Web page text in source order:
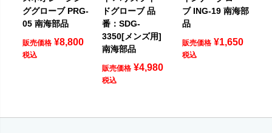
ググローブ PRG-
05 南海部品
販売価格 ¥8,800
税込
ドグローブ 品
番：SDG-
3350[メンズ用]
南海部品
販売価格 ¥4,980
税込
ブ ING-19 南海部
品
販売価格 ¥1,650
税込